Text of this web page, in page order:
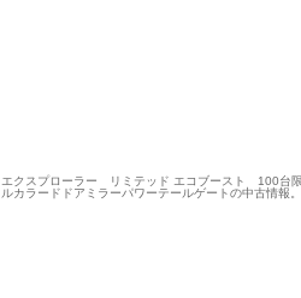
エクスプローラー リミテッド エコブースト 100台限
ルカラードドアミラーパワーテールゲートの中古情報